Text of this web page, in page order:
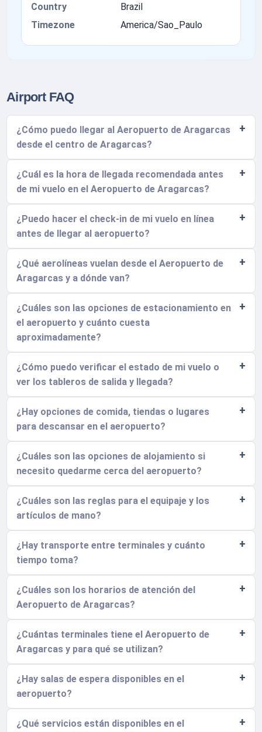
Country
Brazil
Timezone
America/Sao_Paulo
Airport FAQ
¿Cómo puedo llegar al Aeropuerto de Aragarcas
desde el centro de Aragarcas?
¿Cuál es la hora de llegada recomendada antes
de mi vuelo en el Aeropuerto de Aragarcas?
¿Puedo hacer el check-in de mi vuelo en línea
antes de llegar al aeropuerto?
¿Qué aerolíneas vuelan desde el Aeropuerto de
Aragarcas y a dónde van?
¿Cuáles son las opciones de estacionamiento en
el aeropuerto y cuánto cuesta
aproximadamente?
¿Cómo puedo verificar el estado de mi vuelo o
ver los tableros de salida y llegada?
¿Hay opciones de comida, tiendas o lugares
para descansar en el aeropuerto?
¿Cuáles son las opciones de alojamiento si
necesito quedarme cerca del aeropuerto?
¿Cuáles son las reglas para el equipaje y los
artículos de mano?
¿Hay transporte entre terminales y cuánto
tiempo toma?
¿Cuáles son los horarios de atención del
Aeropuerto de Aragarcas?
¿Cuántas terminales tiene el Aeropuerto de
Aragarcas y para qué se utilizan?
¿Hay salas de espera disponibles en el
aeropuerto?
¿Qué servicios están disponibles en el